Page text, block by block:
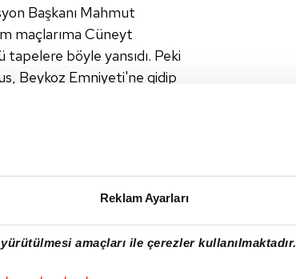
Reklam Ayarları
amaçları ile çerezler kullanılmaktadır.
Başkanı Mahmut
maçlarıma Cüneyt
böyle yansıdı. Peki
Beykoz Emniyeti'ne gidip
neden istemiyorsun.
basının bir kısmı yağcılık
işten atılmak
başkanları utanmadan
okuyucular, ara sıra da